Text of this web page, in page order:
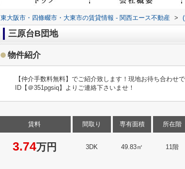
東大阪市・四條畷市・大東市の賃貸情報 - 関西エース不動産 >
三原台B団地
物件紹介
【仲介手数料無料】でご紹介致します！現地お待ち合わ
ID【＠351pgsiq】よりご連絡下さいませ！
賃料
3.74万円
間取り
3DK
専有面積
49.83㎡
所在階
11階